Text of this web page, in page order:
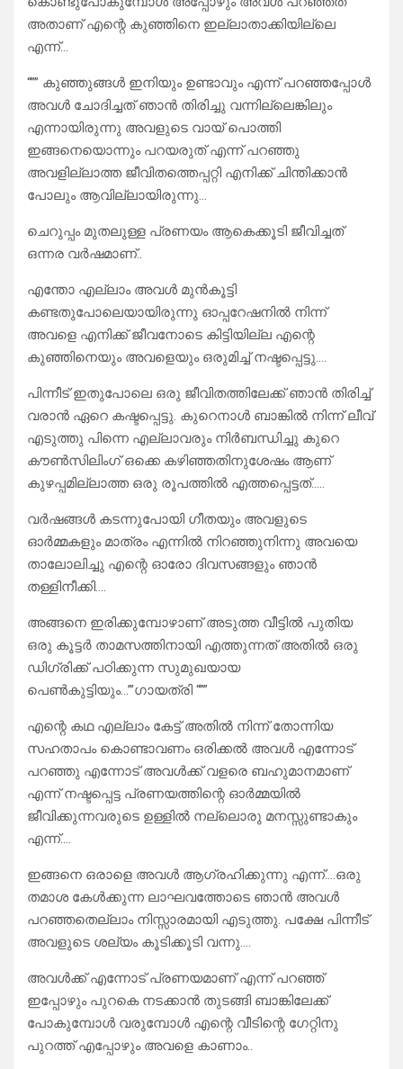
അതാണ് എന്റെ കുഞ്ഞിനെ ഇല്ലാതാക്കിയില്ലെ
എന്ന്…
“”” കുഞ്ഞുങ്ങൾ ഇനിയും ഉണ്ടാവും എന്ന് പറഞ്ഞപ്പോൾ
അവൾ ചോദിച്ചത് ഞാൻ തിരിച്ചു വന്നില്ലെങ്കിലും
എന്നായിരുന്നു അവളുടെ വായ് പൊത്തി
ഇങ്ങനെയൊന്നും പറയരുത് എന്ന് പറഞ്ഞു
അവളില്ലാത്ത ജീവിതത്തെപ്പറ്റി എനിക്ക് ചിന്തിക്കാൻ
പോലും ആവില്ലായിരുന്നു…
ചെറുപ്പം മുതലുള്ള പ്രണയം ആകെക്കൂടി ജീവിച്ചത്
ഒന്നര വർഷമാണ്..
എന്തോ എല്ലാം അവൾ മുൻകൂട്ടി
കണ്ടതുപോലെയായിരുന്നു ഓപ്പറേഷനിൽ നിന്ന്
അവളെ എനിക്ക് ജീവനോടെ കിട്ടിയില്ല എന്റെ
കുഞ്ഞിനെയും അവളെയും ഒരുമിച്ച് നഷ്ടപ്പെട്ടു….
പിന്നീട് ഇതുപോലെ ഒരു ജീവിതത്തിലേക്ക് ഞാൻ തിരിച്ച്
വരാൻ ഏറെ കഷ്ടപ്പെട്ടു. കുറെനാൾ ബാങ്കിൽ നിന്ന് ലീവ്
എടുത്തു പിന്നെ എല്ലാവരും നിർബന്ധിച്ചു കുറെ
കൗൺസിലിംഗ് ഒക്കെ കഴിഞ്ഞതിനുശേഷം ആണ്
കുഴപ്പമില്ലാത്ത ഒരു രൂപത്തിൽ എത്തപ്പെട്ടത്…..
വർഷങ്ങൾ കടന്നുപോയി ഗീതയും അവളുടെ
ഓർമ്മകളും മാത്രം എന്നിൽ നിറഞ്ഞുനിന്നു അവയെ
താലോലിച്ചു എന്റെ ഓരോ ദിവസങ്ങളും ഞാൻ
തള്ളിനീക്കി….
അങ്ങനെ ഇരിക്കുമ്പോഴാണ് അടുത്ത വീട്ടിൽ പുതിയ
ഒരു കൂട്ടർ താമസത്തിനായി എത്തുന്നത് അതിൽ ഒരു
ഡിഗ്രിക്ക് പഠിക്കുന്ന സുമുഖയായ
പെൺകുട്ടിയും…”’ഗായത്രി “””
എന്റെ കഥ എല്ലാം കേട്ട് അതിൽ നിന്ന് തോന്നിയ
സഹതാപം കൊണ്ടാവണം ഒരിക്കൽ അവൾ എന്നോട്
പറഞ്ഞു എന്നോട് അവൾക്ക് വളരെ ബഹുമാനമാണ്
എന്ന് നഷ്ടപ്പെട്ട പ്രണയത്തിന്റെ ഓർമ്മയിൽ
ജീവിക്കുന്നവരുടെ ഉള്ളിൽ നല്ലൊരു മനസ്സുണ്ടാകും
എന്ന്….
ഇങ്ങനെ ഒരാളെ അവൾ ആഗ്രഹിക്കുന്നു എന്ന്….ഒരു
തമാശ കേൾക്കുന്ന ലാഘവത്തോടെ ഞാൻ അവൾ
പറഞ്ഞതെല്ലാം നിസ്സാരമായി എടുത്തു. പക്ഷേ പിന്നീട്
അവളുടെ ശല്യം കൂടിക്കൂടി വന്നു….
അവൾക്ക് എന്നോട് പ്രണയമാണ് എന്ന് പറഞ്ഞ്
ഇപ്പോഴും പുറകെ നടക്കാൻ തുടങ്ങി ബാങ്കിലേക്ക്
പോകുമ്പോൾ വരുമ്പോൾ എന്റെ വീടിന്റെ ഗേറ്റിനു
പുറത്ത് എപ്പോഴും അവളെ കാണാം..